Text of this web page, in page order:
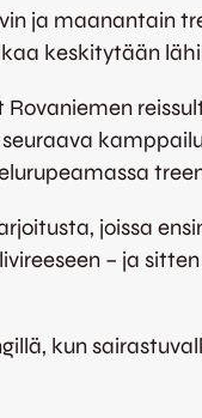
ja maanantain
keskitytään
joissa
– ja
kun